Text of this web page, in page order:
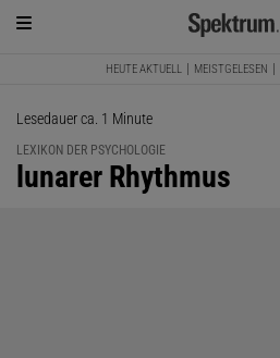
HEUTE AKTUELL MEISTGELESEN
Lesedauer ca. 1 Minute
LEXIKON DER PSYCHOLOGIE
:
lunarer Rhythmus